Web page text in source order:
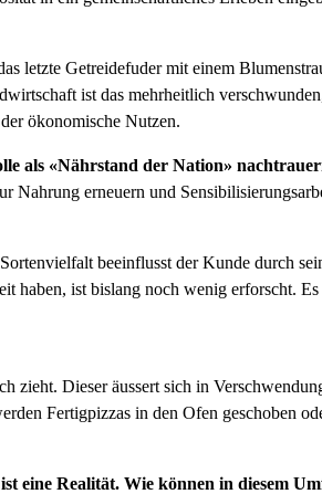
let­zte Getrei­de­fud­er mit einem
ist das mehrheitlich
ökonomis­che Nutzen.
als «Nähr­stand der Nation»
Nahrung erneuern und
bee­in­flusst der Kunde durch
ist bis­lang noch wenig erforscht. Es
Dieser äussert sich in
Fer­tig­piz­zas in den Ofen geschoben
eine Real­ität. Wie kön­nen in diesem